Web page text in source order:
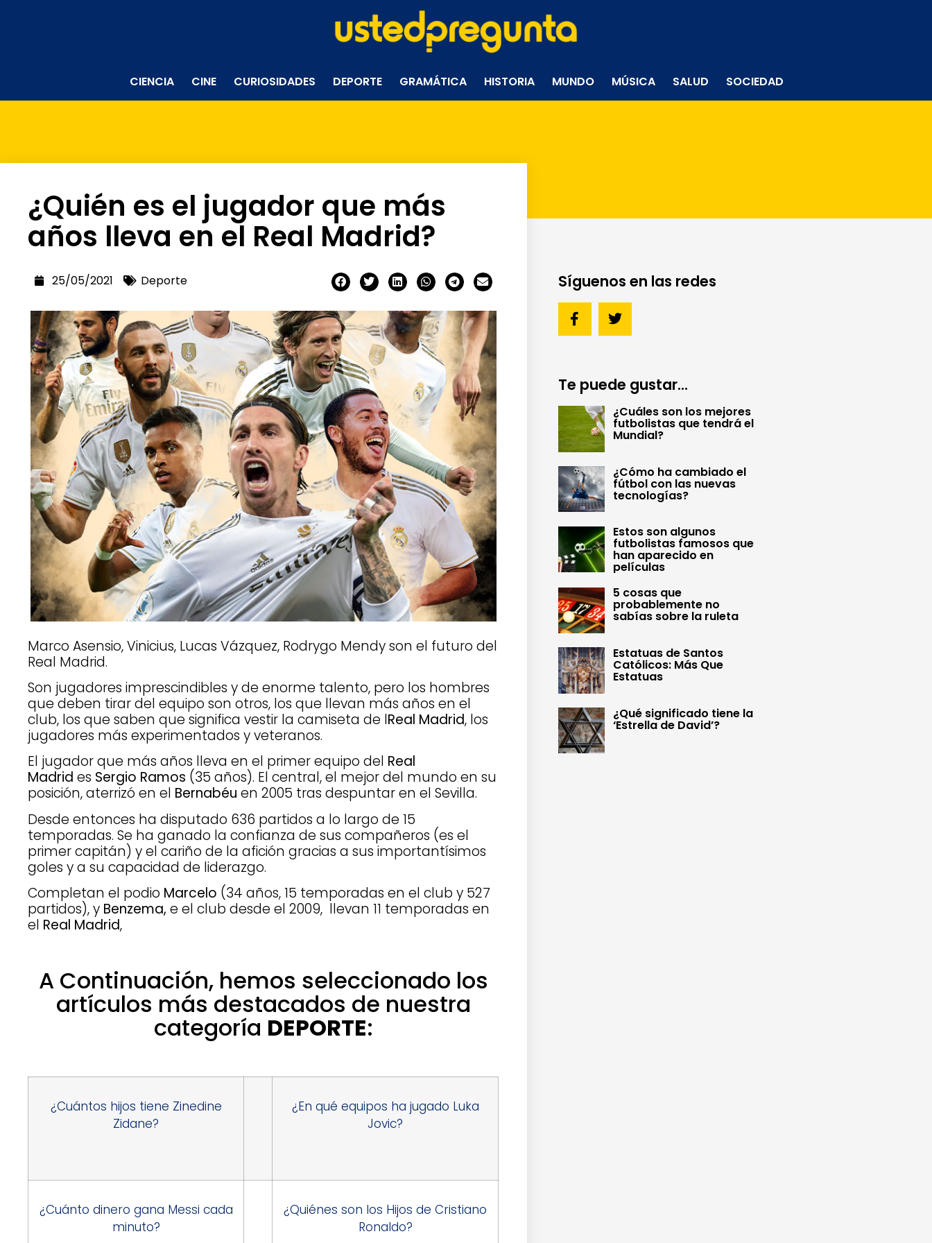
CIENCIA CINE CURIOSIDADES DEPORTE GRAMÁTICA HISTORIA MUNDO MÚSICA SALUD SOCIEDAD
¿Quién es el jugador que más
años lleva en el Real Madrid?
25/05/2021 Deporte
Marco Asensio, Vinicius, Lucas Vázquez, Rodrygo Mendy son el futuro del
Real Madrid.
Son jugadores imprescindibles y de enorme talento, pero los hombres
que deben tirar del equipo son otros, los que llevan más años en el
club, los que saben que significa vestir la camiseta de lReal Madrid, los
jugadores más experimentados y veteranos.
El jugador que más años lleva en el primer equipo del Real
Madrid es Sergio Ramos (35 años). El central, el mejor del mundo en su
posición, aterrizó en el Bernabéu en 2005 tras despuntar en el Sevilla.
Desde entonces ha disputado 636 partidos a lo largo de 15
temporadas. Se ha ganado la confianza de sus compañeros (es el
primer capitán) y el cariño de la afición gracias a sus importantísimos
goles y a su capacidad de liderazgo.
Completan el podio Marcelo (34 años, 15 temporadas en el club y 527
partidos), y Benzema, e el club desde el 2009, llevan 11 temporadas en
el Real Madrid,
A Continuación, hemos seleccionado los
artículos más destacados de nuestra
categoría DEPORTE:
¿Cuántos hijos tiene Zinedine
Zidane?
¿En qué equipos ha jugado Luka
Jovic?
¿Cuánto dinero gana Messi cada
minuto?
¿Quiénes son los Hijos de Cristiano
Ronaldo?
Síguenos en las redes
Te puede gustar...
¿Cuáles son los mejores
futbolistas que tendrá el
Mundial?
¿Cómo ha cambiado el
fútbol con las nuevas
tecnologías?
Estos son algunos
futbolistas famosos que
han aparecido en
películas
5 cosas que
probablemente no
sabías sobre la ruleta
Estatuas de Santos
Católicos: Más Que
Estatuas
¿Qué significado tiene la
‘Estrella de David’?